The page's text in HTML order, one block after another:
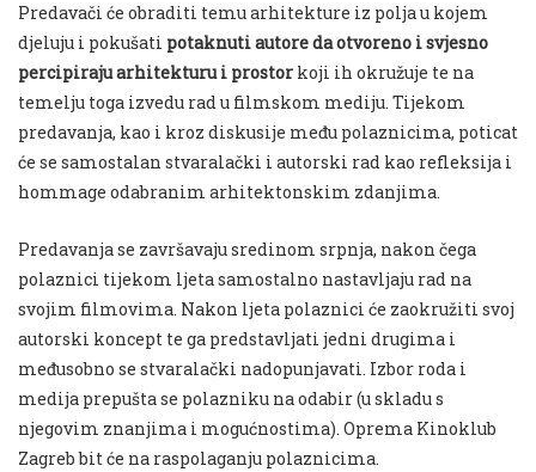
Predavači će obraditi temu arhitekture iz polja u kojem
djeluju i pokušati potaknuti autore da otvoreno i svjesno
percipiraju arhitekturu i prostor koji ih okružuje te na
temelju toga izvedu rad u filmskom mediju. Tijekom
predavanja, kao i kroz diskusije među polaznicima, poticat
će se samostalan stvaralački i autorski rad kao refleksija i
hommage odabranim arhitektonskim zdanjima.
Predavanja se završavaju sredinom srpnja, nakon čega
polaznici tijekom ljeta samostalno nastavljaju rad na
svojim filmovima. Nakon ljeta polaznici će zaokružiti svoj
autorski koncept te ga predstavljati jedni drugima i
međusobno se stvaralački nadopunjavati. Izbor roda i
medija prepušta se polazniku na odabir (u skladu s
njegovim znanjima i mogućnostima). Oprema Kinoklub
Zagreb bit će na raspolaganju polaznicima.